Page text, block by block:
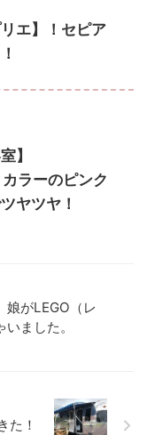
エ】！セピア
】
ラーのピンク
ヤツヤ！
娘がLEGO（レ
ました。
た！